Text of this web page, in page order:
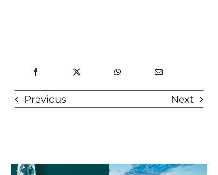
Previous Next